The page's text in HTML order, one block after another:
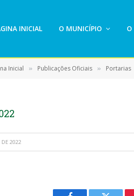
INICIAL O MUNICÍPIO O
Inicial » Publicações Oficiais » Portarias
DE 2022